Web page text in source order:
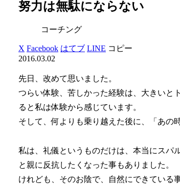
努力は無駄にならない
コーチング
X Facebook はてブ LINE コピー
2016.03.02
先日、改めて思いました。
つらい体験、苦しかった経験は、大きいと
ると私は体験から感じています。
そして、何よりも乗り越えた後に、「あの
私は、礼儀というものだけは、本当にスパ
と親に反抗したくなった事もありました。
けれども、そのお陰で、自然にできている